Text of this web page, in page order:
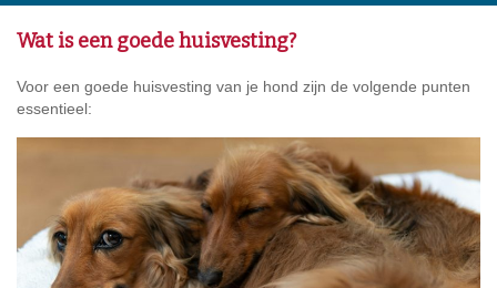
Wat is een goede huisvesting?
Voor een goede huisvesting van je hond zijn de volgende punten
essentieel: